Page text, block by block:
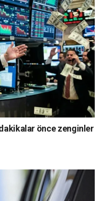
önce zenginler